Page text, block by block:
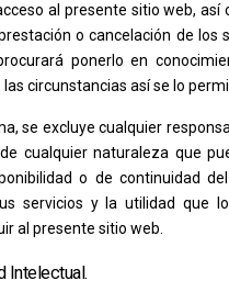
al presente sitio web, así
o cancelación de los
ponerlo en
circunstancias así se lo
se excluye cualquier
cualquier naturaleza que
o de continuidad
servicios y la utilidad que
al presente sitio web.
Intelectual.